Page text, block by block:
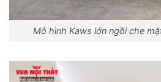
Mô hình Kaws lớn ngồi che